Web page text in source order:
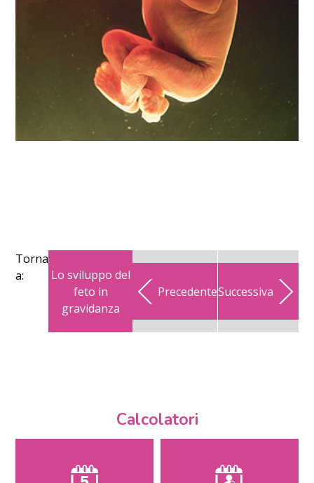
Torna
a:
Lo sviluppo del
feto in
gravidanza
PrecedenteSuccessiva
Calcolatori